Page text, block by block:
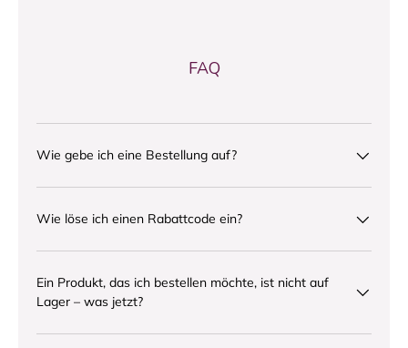
FAQ
Wie gebe ich eine Bestellung auf?
Wie löse ich einen Rabattcode ein?
Ein Produkt, das ich bestellen möchte, ist nicht auf
Lager – was jetzt?